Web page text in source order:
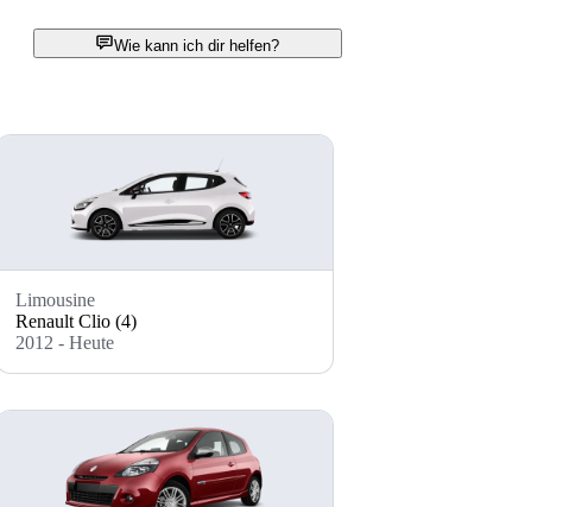
Wie kann ich dir helfen?
Limousine
Renault Clio (4)
2012 - Heute